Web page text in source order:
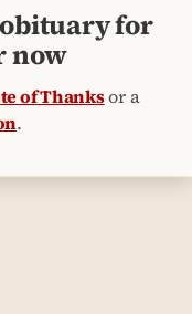
for
now
of Thanksor a
.